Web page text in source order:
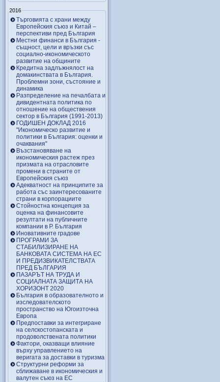
2016
Търговията с храни между
Европейския съюз и Китай –
перспективи пред България
Местни финанси в България -
същност, цели и връзки със
социално-икономическото
развитие на общините
Кредитна задлъжнялост на
домакинствата в България.
Проблемни зони, състояние и
динамика
Разпределение на печалбата и
дивидентната политика по
отношение на обществения
сектор в България (1991-2013)
ГОДИШЕН ДОКЛАД 2016
"Икономическо развитие и
политики в България: оценки и
очаквания"
Възстановяване на
икономическия растеж през
призмата на отрасловите
промени в страните от
Европейския съюз
Адекватност на принципите за
работа със заинтересованите
страни в корпорациите
Стойностна концепция за
оценка на финансовите
резултати на публичните
компании в Р. България
Иновативните градове
ПРОГРАМИ ЗА
СТАБИЛИЗИРАНЕ НА
БАНКОВАТА СИСТЕМА НА ЕС
И ПРЕДИЗВИКАТЕЛСТВАТА
ПРЕД БЪЛГАРИЯ
ПАЗАРЪТ НА ТРУДА И
СОЦИАЛНАТА ЗАЩИТА НА
ХОРИЗОНТ 2020
България в образователното и
изследователското
пространство на Югоизточна
Европа
Предпоставки за интегриране
на селскостопанската и
продоволствената политики
Фактори, оказващи влияние
върху управлението на
веригата за доставки в туризма
Структурни реформи за
сближаване в икономическия и
валутен съюз на ЕС